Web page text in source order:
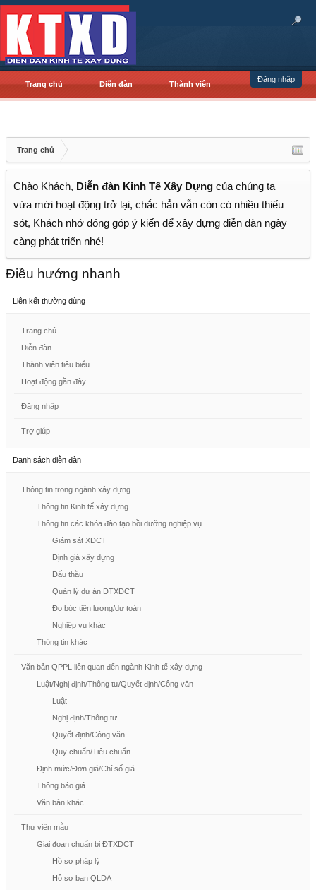
Đăng nhập
Trang chủ Diễn đàn Thành viên
Trang chủ
Chào Khách, Diễn đàn Kinh Tế Xây Dựng của chúng ta
vừa mới hoạt động trở lại, chắc hẳn vẫn còn có nhiều thiếu
sót, Khách nhớ đóng góp ý kiến để xây dựng diễn đàn ngày
càng phát triển nhé!
Điều hướng nhanh
Liên kết thường dùng
Trang chủ
Diễn đàn
Thành viên tiêu biểu
Hoạt động gần đây
Đăng nhập
Trợ giúp
Danh sách diễn đàn
Thông tin trong ngành xây dựng
Thông tin Kinh tế xây dựng
Thông tin các khóa đào tạo bồi dưỡng nghiệp vụ
Giám sát XDCT
Định giá xây dựng
Đấu thầu
Quản lý dự án ĐTXDCT
Đo bóc tiên lượng/dự toán
Nghiệp vụ khác
Thông tin khác
Văn bản QPPL liên quan đến ngành Kinh tế xây dựng
Luật/Nghị định/Thông tư/Quyết định/Công văn
Luật
Nghị định/Thông tư
Quyết định/Công văn
Quy chuẩn/Tiêu chuẩn
Định mức/Đơn giá/Chỉ số giá
Thông báo giá
Văn bản khác
Thư viện mẫu
Giai đoạn chuẩn bị ĐTXDCT
Hồ sơ pháp lý
Hồ sơ ban QLDA